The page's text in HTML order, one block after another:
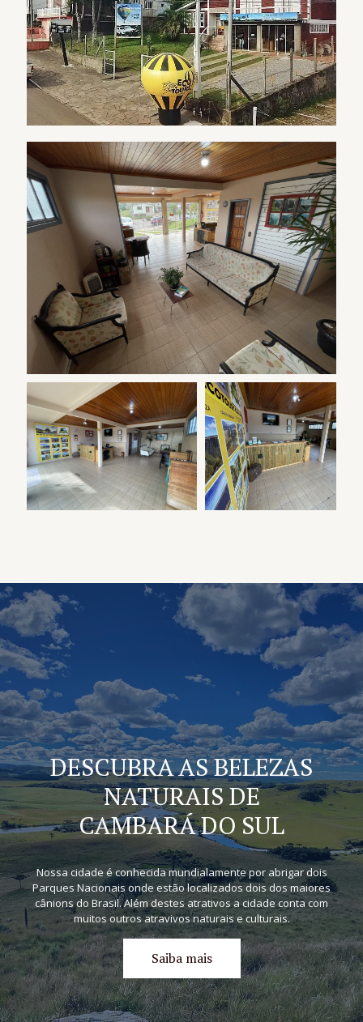
DESCUBRA AS BELEZAS
NATURAIS DE
CAMBARÁ DO SUL
Nossa cidade é conhecida mundialamente por abrigar dois
Parques Nacionais onde estão localizados dois dos maiores
cânions do Brasil. Além destes atrativos a cidade conta com
muitos outros atravivos naturais e culturais.
Saiba mais